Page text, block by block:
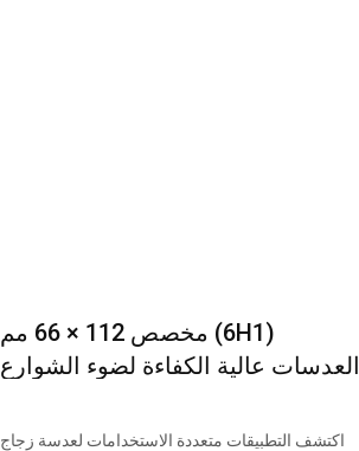
مخصص 112 × 66 مم (6H1)
العدسات عالية الكفاءة لضوء الشوارع
، مناسبة لمصادر الضوء 5050/7070
اكتشف التطبيقات متعددة الاستخدامات لعدسة زجاج